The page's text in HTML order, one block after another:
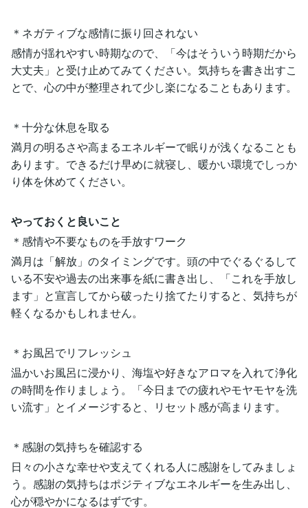
＊ネガティブな感情に振り回されない
感情が揺れやすい時期なので、「今はそういう時期だから
大丈夫」と受け止めてみてください。気持ちを書き出すこ
とで、心の中が整理されて少し楽になることもあります。
＊十分な休息を取る
満月の明るさや高まるエネルギーで眠りが浅くなることも
あります。できるだけ早めに就寝し、暖かい環境でしっか
り体を休めてください。
やっておくと良いこと
＊感情や不要なものを手放すワーク
満月は「解放」のタイミングです。頭の中でぐるぐるして
いる不安や過去の出来事を紙に書き出し、「これを手放し
ます」と宣言してから破ったり捨てたりすると、気持ちが
軽くなるかもしれません。
＊お風呂でリフレッシュ
温かいお風呂に浸かり、海塩や好きなアロマを入れて浄化
の時間を作りましょう。「今日までの疲れやモヤモヤを洗
い流す」とイメージすると、リセット感が高まります。
＊感謝の気持ちを確認する
日々の小さな幸せや支えてくれる人に感謝をしてみましょ
う。感謝の気持ちはポジティブなエネルギーを生み出し、
心が穏やかになるはずです。